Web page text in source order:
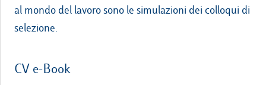
al mondo del lavoro sono le simulazioni dei colloqui di
selezione.
CV e-Book